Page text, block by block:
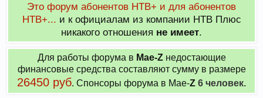
Это форум абонентов НТВ+ и для абонентов
НТВ+... и к официалам из компании НТВ Плюс
никакого отношения не имеет.
Для работы форума в Мае-Zнедостающие
финансовые средства составляют сумму в размере
26450 руб. Cпонсоры форума в Мае-Z 6 человек.